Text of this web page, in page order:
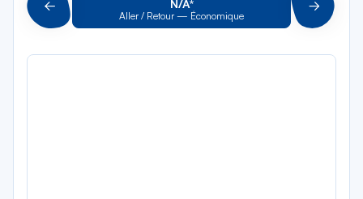
Précédent
N/A*
Aller / Retour — Économique Suivant